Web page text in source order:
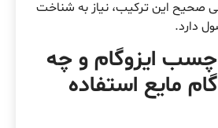
صحیح این ترکیب، نیاز به شناخت
دارد.
چسب ایزوگام و چه
مایع استفاده